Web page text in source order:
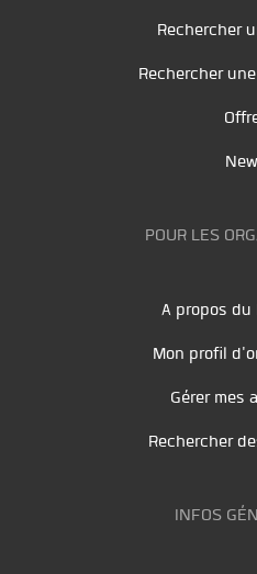
Rechercher
Rechercher
POUR LES
A propos
Mon profil
Gérer mes
Rechercher
INFOS